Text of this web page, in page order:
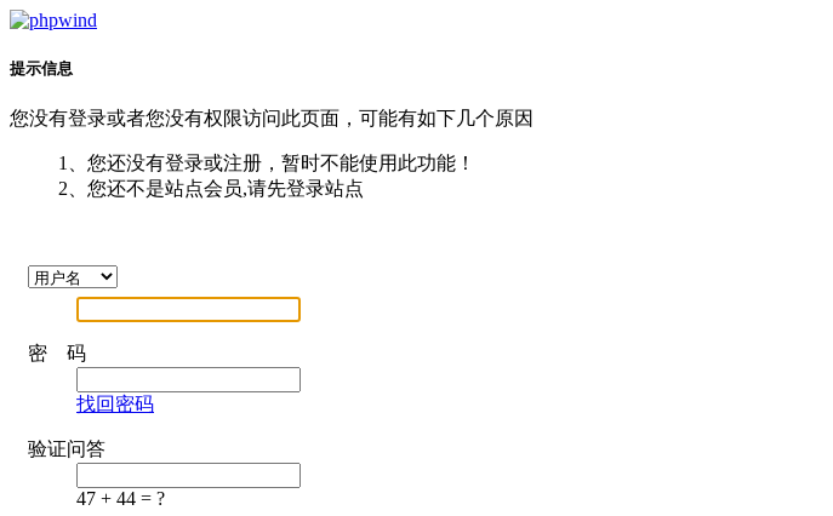
提示信息
您没有登录或者您没有权限访问此页面，可能有如下几个原因
1、您还没有登录或注册，暂时不能使用此功能！
2、您还不是站点会员,请先登录站点
密 码
找回密码
验证问答
47 + 44 = ?